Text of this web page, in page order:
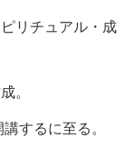
リチュアル・成
。
するに至る。